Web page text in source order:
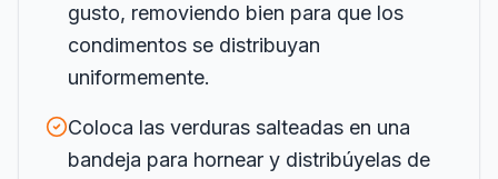
gusto, removiendo bien para que los
condimentos se distribuyan
uniformemente.
Coloca las verduras salteadas en una
bandeja para hornear y distribúyelas de